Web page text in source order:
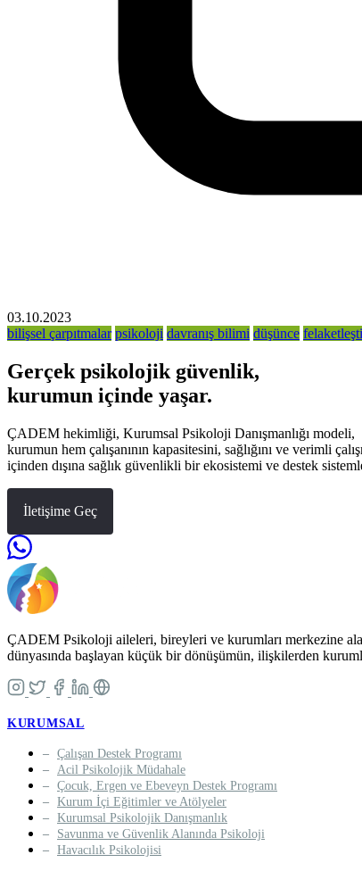
03.10.2023
bilişsel çarpıtmalar psikoloji davranış bilimi düşünce
Gerçek psikolojik güvenlik,
kurumun içinde yaşar.
ÇADEM hekimliği, Kurumsal Psikoloji Danışmanlığı modeli,
kurumun hem çalışanının kapasitesini, sağlığını ve verimli
içinden dışına sağlık güvenlikli bir ekosistemi ve destek
İletişime Geç
ÇADEM Psikoloji aileleri, bireyleri ve kurumları merkezine
dünyasında başlayan küçük bir dönüşümün, ilişkilerden
KURUMSAL
Çalışan Destek Programı
Acil Psikolojik Müdahale
Çocuk, Ergen ve Ebeveyn Destek Programı
Kurum İçi Eğitimler ve Atölyeler
Kurumsal Psikolojik Danışmanlık
Savunma ve Güvenlik Alanında Psikoloji
Havacılık Psikolojisi